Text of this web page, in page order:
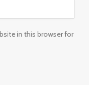
in this browser for